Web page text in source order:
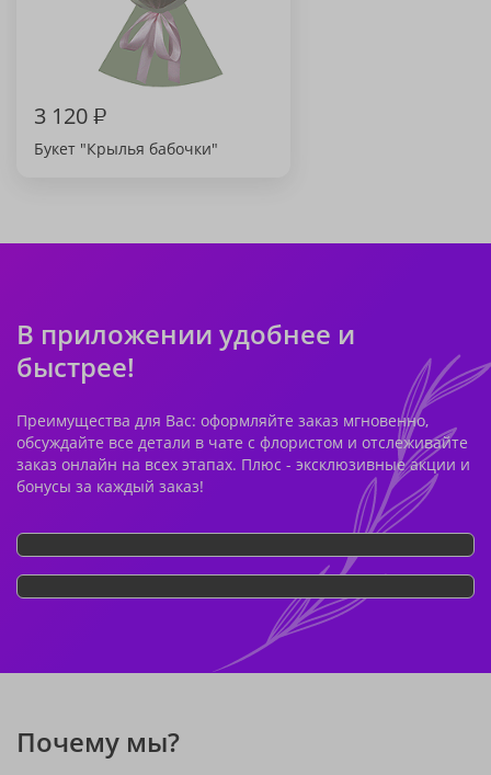
3 120₽
Букет "Крылья бабочки"
В приложении удобнее и
быстрее!
Преимущества для Вас: оформляйте заказ мгновенно,
обсуждайте все детали в чате с флористом и отслеживайте
заказ онлайн на всех этапах. Плюс - эксклюзивные акции и
бонусы за каждый заказ!
Почему мы?